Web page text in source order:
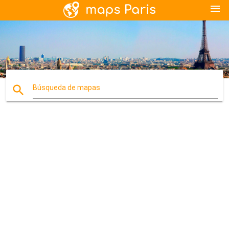
menu
search Búsqueda de mapas